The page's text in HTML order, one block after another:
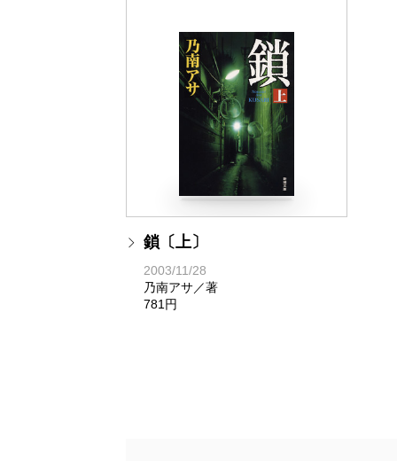
鎖〔上〕
2003/11/28
乃南アサ／著
鎖〔上〕
2003/11/28
乃南アサ／著
781円